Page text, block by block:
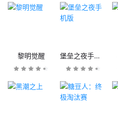
黎明觉醒 堡垒之夜手机版